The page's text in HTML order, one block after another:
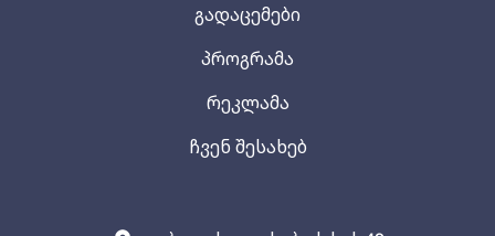
გადაცემები
პროგრამა
რეკლამა
ჩვენ შესახებ